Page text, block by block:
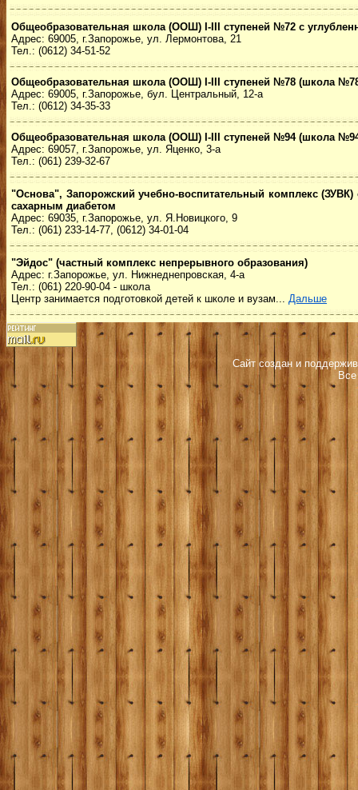
Общеобразовательная школа (ООШ) I-III ступеней №72 с
Адрес: 69005, г.Запорожье, ул. Лермонтова, 21
Тел.: (0612) 34-51-52
Общеобразовательная школа (ООШ) I-III ступеней №78 (школа
Адрес: 69005, г.Запорожье, бул. Центральный, 12-а
Тел.: (0612) 34-35-33
Общеобразовательная школа (ООШ) I-III ступеней №94 (школа
Адрес: 69057, г.Запорожье, ул. Яценко, 3-а
Тел.: (061) 239-32-67
"Основа", Запорожский учебно-воспитательный комплекс
сахарным диабетом
Адрес: 69035, г.Запорожье, ул. Я.Новицкого, 9
Тел.: (061) 233-14-77, (0612) 34-01-04
"Эйдос" (частный комплекс непрерывного образования)
Адрес: г.Запорожье, ул. Нижнеднепровская, 4-а
Тел.: (061) 220-90-04 - школа
Центр занимается подготовкой детей к школе и вузам... Дальше
Сайт создан и